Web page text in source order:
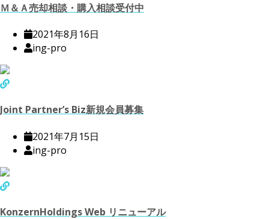
Ｍ＆Ａ売却相談・購入相談受付中
2021年8月16日
ing-pro
Joint Partner’s Biz新規会員募集
2021年7月15日
ing-pro
KonzernHoldings Web リニューアル